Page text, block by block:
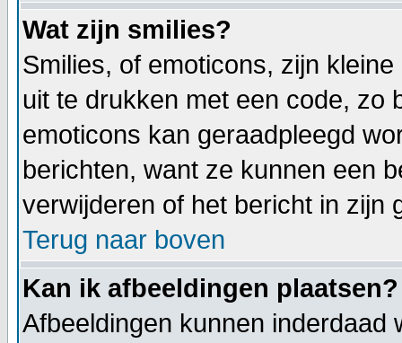
Wat zijn smilies?
Smilies, of emoticons, zijn
uit te drukken met een code, zo
emoticons kan geraadpleegd
berichten, want ze kunnen een
verwijderen of het bericht in zijn
Terug naar boven
Kan ik afbeeldingen plaatsen?
Afbeeldingen kunnen inderdaad